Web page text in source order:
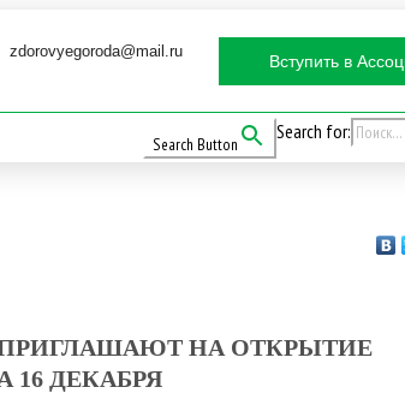
zdorovyegoroda@mail.ru
Вступить в
Search for:
Search Button
НА ОТКРЫТИЕ
16 ДЕКАБРЯ